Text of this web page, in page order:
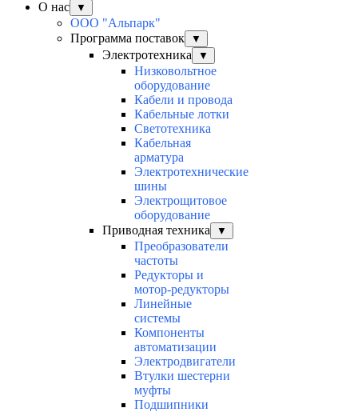
О нас ▼
ООО "Альпарк"
Программа поставок
▼
Электротехника ▼
Низковольтное
оборудование
Кабели и провода
Кабельные лотки
Светотехника
Кабельная
арматура
Электротехнические
шины
Электрощитовое
оборудование
Приводная техника
▼
Преобразователи
частоты
Редукторы и
мотор-редукторы
Линейные
системы
Компоненты
автоматизации
Электродвигатели
Втулки шестерни
муфты
Подшипники